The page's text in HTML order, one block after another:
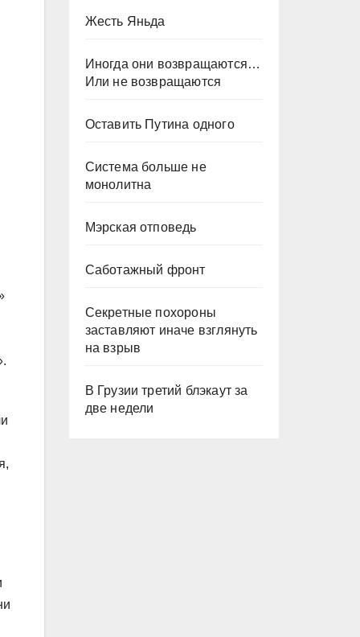
Жесть Яньда
Иногда они возвращаются…
Или не возвращаются
Оставить Путина одного
Система больше не
монолитна
Мэрская отповедь
Саботажный фронт
Секретные похороны
заставляют иначе взглянуть
на взрыв
В Грузии третий блэкаут за
две недели